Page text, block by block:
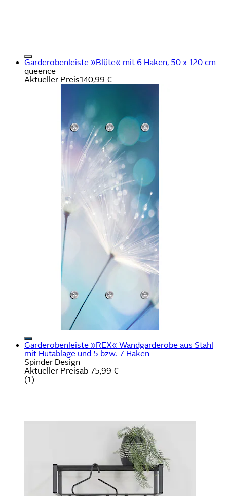
Garderobenleiste »Blüte« mit 6 Haken, 50 x 120 cm
queence
Aktueller Preis140,99 €
Garderobenleiste »REX« Wandgarderobe aus Stahl
mit Hutablage und 5 bzw. 7 Haken
Spinder Design
Aktueller Preisab 75,99 €
(1)